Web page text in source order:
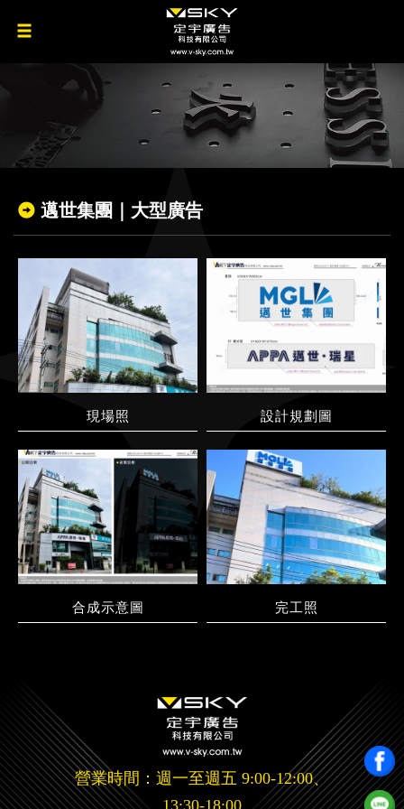
邁世集團｜大型廣告
現場照 設計規劃圖
合成示意圖 完工照
營業時間：週一至週五 9:00-12:00、
13:30-18:00